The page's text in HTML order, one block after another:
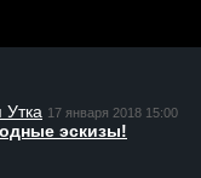
Утка 17 января 2018 15:00
эскизы!